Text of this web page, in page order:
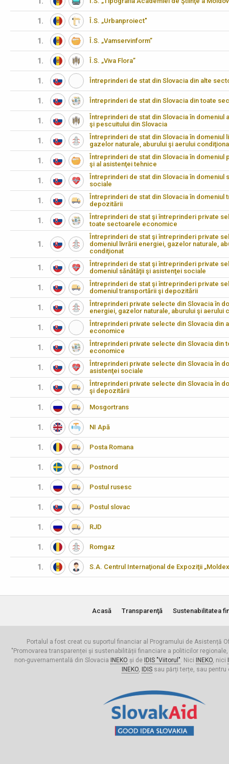
1. Î.S. „Urbanproiect"
1. Î.S. „Vamservinform”
1. Î.S. „Viva Flora”
1. Întreprinderi de stat din Slovacia din alte
1. Întreprinderi de stat din Slovacia din toate
1.
Întreprinderi de stat din Slovacia în domeniul
şi pescuitului din Slovacia
1.
Întreprinderi de stat din Slovacia în domeniul
gazelor naturale, aburului şi aerului
1.
Întreprinderi de stat din Slovacia în domeniul
şi al asistenţei tehnice
1.
Întreprinderi de stat din Slovacia în domeniul
sociale
1.
Întreprinderi de stat din Slovacia în domeniul
depozitării
1.
Întreprinderi de stat şi întreprinderi private
toate sectoarele economice
1.
Întreprinderi de stat şi întreprinderi private
domeniul livrării energiei, gazelor naturale,
condiţionat
1.
Întreprinderi de stat şi întreprinderi private
domeniul sănătăţii şi asistenţei sociale
1.
Întreprinderi de stat şi întreprinderi private
domeniul transportării şi depozitării
1.
Întreprinderi private selecte din Slovacia în
energiei, gazelor naturale, aburului şi aerului
1.
Întreprinderi private selecte din Slovacia din
economice
1.
Întreprinderi private selecte din Slovacia din
economice
1.
Întreprinderi private selecte din Slovacia în
asistenţei sociale
1.
Întreprinderi private selecte din Slovacia în
şi depozitării
1. Mosgortrans
1. NI Apă
1. Posta Romana
1. Postnord
1. Postul rusesc
1. Postul slovac
1. RJD
1. Romgaz
1. S.A. Centrul Internaţional de Expoziţii
Acasă Transparenţă Sustenabilitatea
Portalul a fost creat cu suportul financiar al Programului de Asistență
"Promovarea transparenței și sustenabilității financiare a politicilor
non-guvernamentală din Slovacia
INEKO și de IDIS "Viitorul". Nici INEKO, nici
INEKO, IDISsau părți terțe, sau pentru